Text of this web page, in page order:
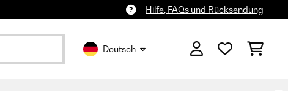
Hilfe, FAQs und Rücksendung
Deutsch